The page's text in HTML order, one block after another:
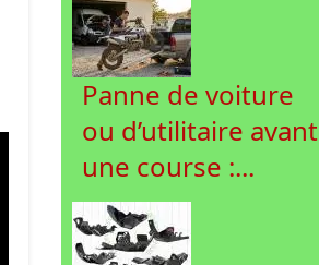
Panne de voiture
ou d’utilitaire avant
une course :...